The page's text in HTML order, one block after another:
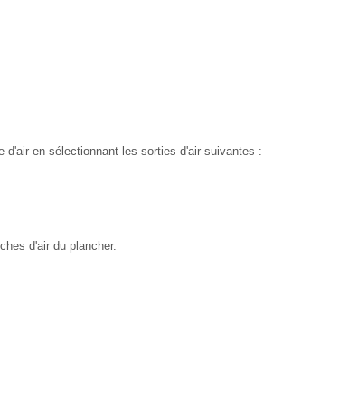
d'air en sélectionnant les sorties d'air suivantes :
d'air du plancher.